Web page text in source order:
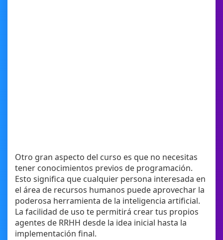
Otro gran aspecto del curso es que no necesitas
tener conocimientos previos de programación.
Esto significa que cualquier persona interesada en
el área de recursos humanos puede aprovechar la
poderosa herramienta de la inteligencia artificial.
La facilidad de uso te permitirá crear tus propios
agentes de RRHH desde la idea inicial hasta la
implementación final.